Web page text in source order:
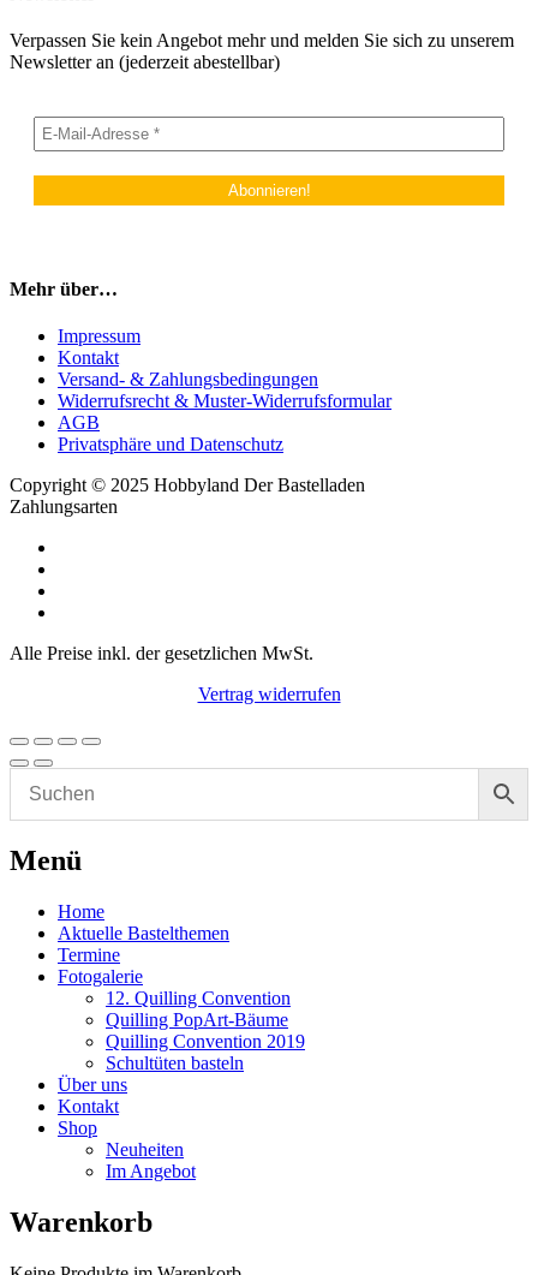
Verpassen Sie kein Angebot mehr und melden Sie sich zu unserem
Newsletter an (jederzeit abestellbar)
Mehr über…
Impressum
Kontakt
Versand- & Zahlungsbedingungen
Widerrufsrecht & Muster-Widerrufsformular
AGB
Privatsphäre und Datenschutz
Copyright © 2025 Hobbyland Der Bastelladen
Zahlungsarten
Alle Preise inkl. der gesetzlichen MwSt.
Vertrag widerrufen
Menü
Home
Aktuelle Bastelthemen
Termine
Fotogalerie
12. Quilling Convention
Quilling PopArt-Bäume
Quilling Convention 2019
Schultüten basteln
Über uns
Kontakt
Shop
Neuheiten
Im Angebot
Warenkorb